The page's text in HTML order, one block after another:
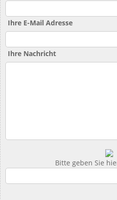
Ihre E-Mail Adresse
Ihre Nachricht
Bitte geben Sie